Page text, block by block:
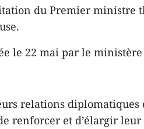
du Premier ministre
le 22 mai par le
relations diplomatiques
renforcer et d’élargir